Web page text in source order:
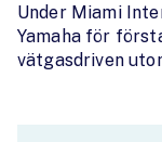
Under Miami
Yamaha för
vätgasdriven